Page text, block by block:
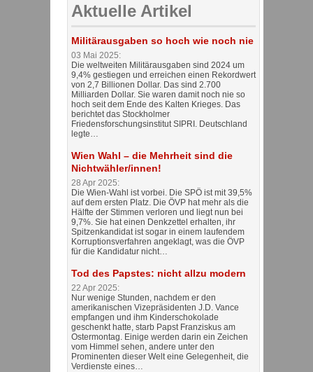
Aktuelle Artikel
Militärausgaben so hoch wie noch nie
03 Mai 2025:
Die weltweiten Militärausgaben sind 2024 um
9,4% gestiegen und erreichen einen Rekordwert
von 2,7 Billionen Dollar. Das sind 2.700
Milliarden Dollar. Sie waren damit noch nie so
hoch seit dem Ende des Kalten Krieges. Das
berichtet das Stockholmer
Friedensforschungsinstitut SIPRI. Deutschland
legte…
Wien Wahl – die Mehrheit sind die
Nichtwähler/innen!
28 Apr 2025:
Die Wien-Wahl ist vorbei. Die SPÖ ist mit 39,5%
auf dem ersten Platz. Die ÖVP hat mehr als die
Hälfte der Stimmen verloren und liegt nun bei
9,7%. Sie hat einen Denkzettel erhalten, ihr
Spitzenkandidat ist sogar in einem laufendem
Korruptionsverfahren angeklagt, was die ÖVP
für die Kandidatur nicht…
Tod des Papstes: nicht allzu modern
22 Apr 2025:
Nur wenige Stunden, nachdem er den
amerikanischen Vizepräsidenten J.D. Vance
empfangen und ihm Kinderschokolade
geschenkt hatte, starb Papst Franziskus am
Ostermontag. Einige werden darin ein Zeichen
vom Himmel sehen, andere unter den
Prominenten dieser Welt eine Gelegenheit, die
Verdienste eines…